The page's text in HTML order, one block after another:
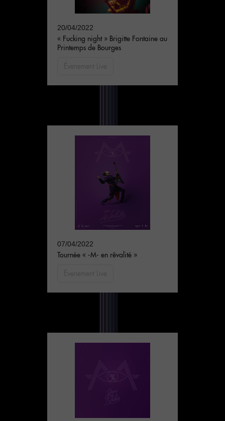
20/04/2022
« Fucking night » Brigitte Fontaine au
Printemps de Bourges
Évenement Live
07/04/2022
Tournée « -M- en rêvalité »
Évenement Live